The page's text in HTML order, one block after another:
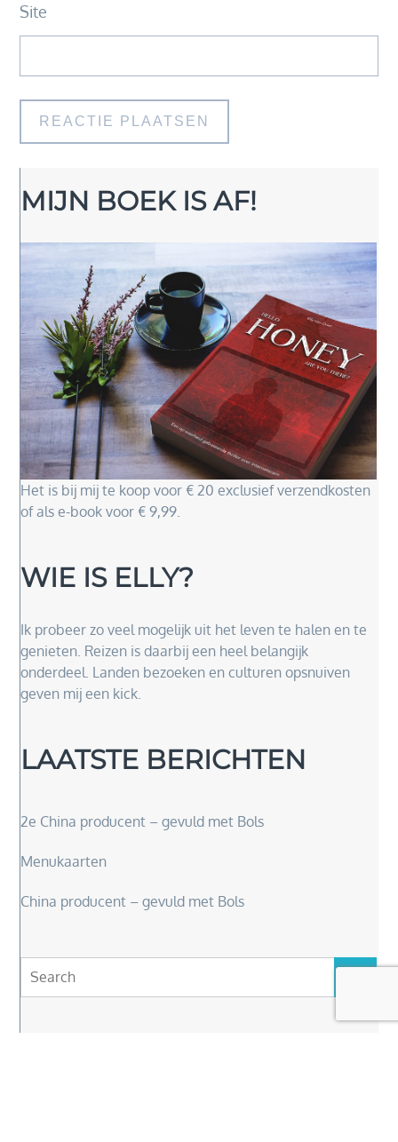
Site
MIJN BOEK IS AF!
Het is bij mij te koop voor € 20 exclusief verzendkosten
of als e-book voor € 9,99.
WIE IS ELLY?
Ik probeer zo veel mogelijk uit het leven te halen en te
genieten. Reizen is daarbij een heel belangijk
onderdeel. Landen bezoeken en culturen opsnuiven
geven mij een kick.
LAATSTE BERICHTEN
2e China producent – gevuld met Bols
Menukaarten
China producent – gevuld met Bols
for: